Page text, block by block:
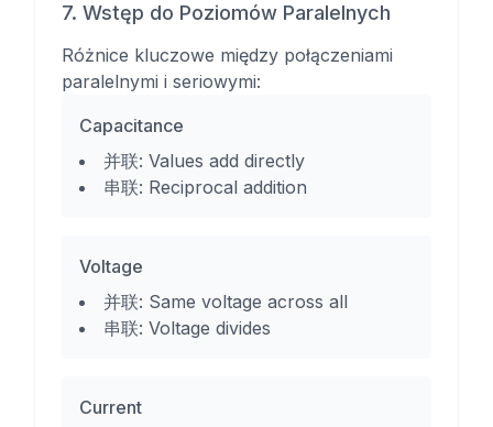
7. Wstęp do Poziomów Paralelnych
Różnice kluczowe między połączeniami
paralelnymi i seriowymi:
Capacitance
并联: Values add directly
串联: Reciprocal addition
Voltage
并联: Same voltage across all
串联: Voltage divides
Current